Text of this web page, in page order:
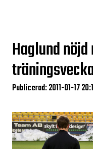
Haglund
Publicerad: 2011-01-17